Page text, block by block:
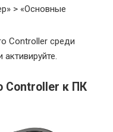
> «Основные
Controller среди
Controller к ПК